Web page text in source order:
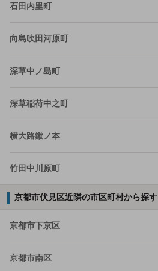
石田内里町
向島吹田河原町
深草中ノ島町
深草稲荷中之町
横大路鍬ノ本
竹田中川原町
京都市伏見区近隣の市区町村から探す
京都市下京区
京都市南区